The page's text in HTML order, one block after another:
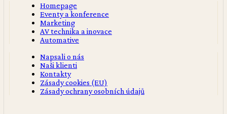
Homepage
Eventy a konference
Marketing
AV technika a inovace
Automative
Napsali o nás
Naši klienti
Kontakty
Zásady cookies (EU)
Zásady ochrany osobních údajů